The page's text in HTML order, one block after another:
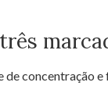
de concentração e